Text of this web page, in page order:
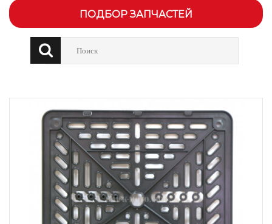
ПОДБОР ЗАПЧАСТЕЙ